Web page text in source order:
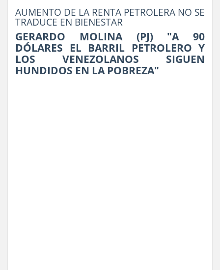
AUMENTO DE LA RENTA PETROLERA NO SE
TRADUCE EN BIENESTAR
GERARDO MOLINA (PJ) "A 90
DÓLARES EL BARRIL PETROLERO Y
LOS VENEZOLANOS SIGUEN
HUNDIDOS EN LA POBREZA"